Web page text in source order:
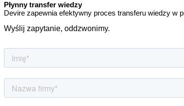
Płynny transfer wiedzy
Devire zapewnia efektywny proces transferu wiedzy w
Wyślij zapytanie, oddzwonimy.